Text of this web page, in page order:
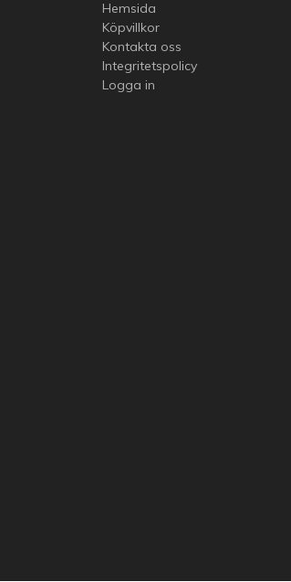
Hemsida
Köpvillkor
Kontakta oss
Integritetspolicy
Logga in